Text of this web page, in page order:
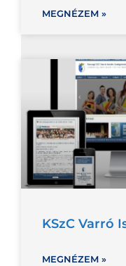
MEGNÉZEM »
KSzC Varró
MEGNÉZEM »